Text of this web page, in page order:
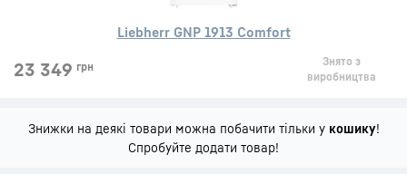
Liebherr GNP 1913 Comfort
23 349 грн
Знято з
виробництва
Знижки на деякі товари можна побачити тільки у кошику!
Спробуйте додати товар!